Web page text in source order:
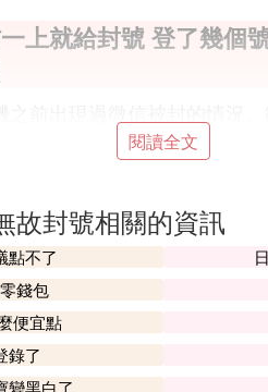
上就給封號 登了幾個
規操作，即便之後進行了清
本，也有可能被封號。
號同樣存在風險。這些版本
也未被封號，但並不代表
，可以嘗試徹底清理手機，
這樣可以減少被封號的風
閱讀全文
故封號相關的資訊
點不了
錢包
便宜點
錄了
變黑白了